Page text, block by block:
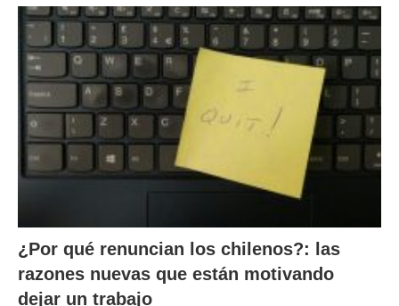
¿Por qué renuncian los chilenos?: las
razones nuevas que están motivando
dejar un trabajo